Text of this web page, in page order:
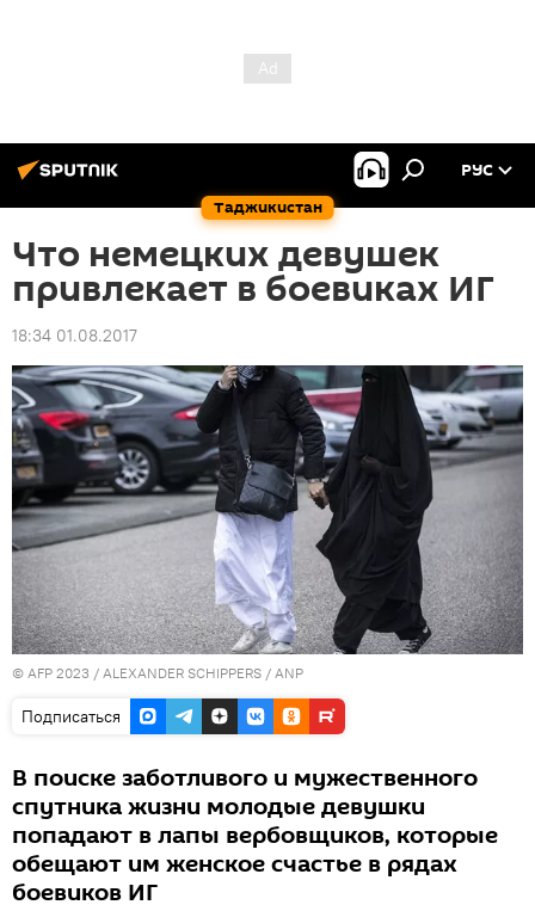
Таджикистан
РУС
Что немецких девушек
привлекает в боевиках ИГ
18:34 01.08.2017
© AFP 2023 / ALEXANDER SCHIPPERS / ANP
Подписаться
В поиске заботливого и мужественного
спутника жизни молодые девушки
попадают в лапы вербовщиков, которые
обещают им женское счастье в рядах
боевиков ИГ